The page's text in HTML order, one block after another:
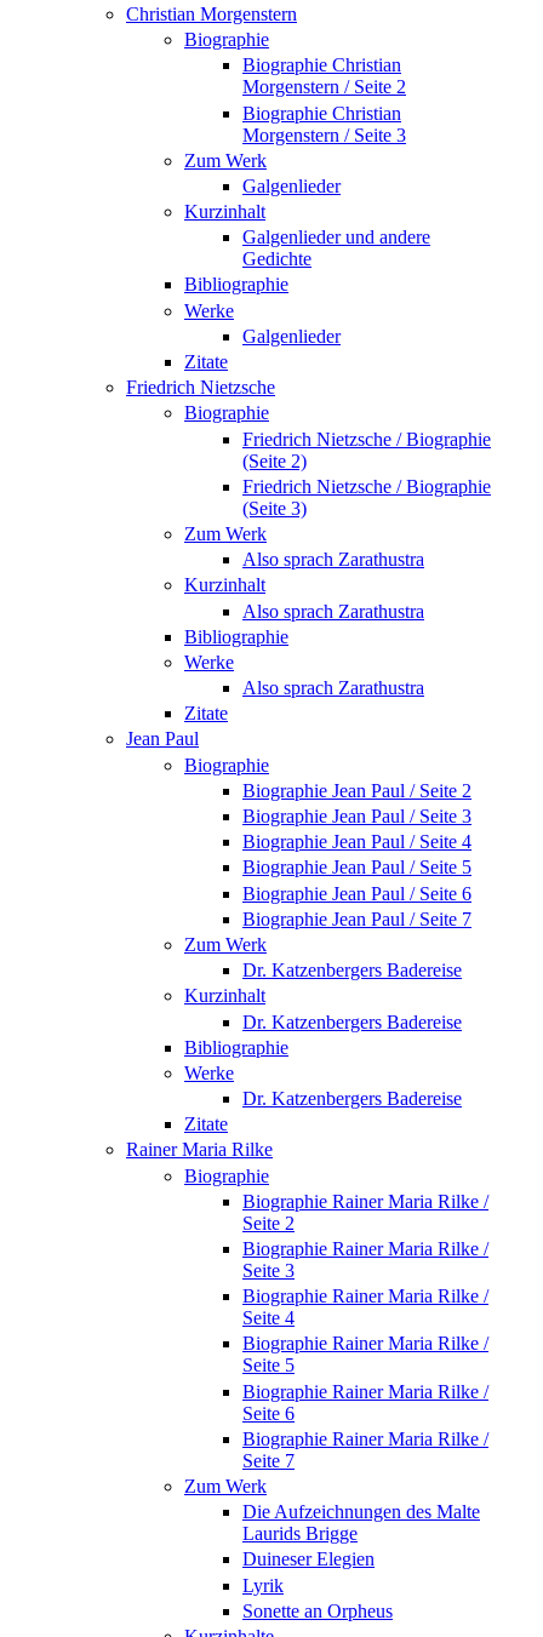
Christian Morgenstern
Biographie
Biographie Christian
Morgenstern / Seite 2
Biographie Christian
Morgenstern / Seite 3
Zum Werk
Galgenlieder
Kurzinhalt
Galgenlieder und andere
Gedichte
Bibliographie
Werke
Galgenlieder
Zitate
Friedrich Nietzsche
Biographie
Friedrich Nietzsche / Biographie
(Seite 2)
Friedrich Nietzsche / Biographie
(Seite 3)
Zum Werk
Also sprach Zarathustra
Kurzinhalt
Also sprach Zarathustra
Bibliographie
Werke
Also sprach Zarathustra
Zitate
Jean Paul
Biographie
Biographie Jean Paul / Seite 2
Biographie Jean Paul / Seite 3
Biographie Jean Paul / Seite 4
Biographie Jean Paul / Seite 5
Biographie Jean Paul / Seite 6
Biographie Jean Paul / Seite 7
Zum Werk
Dr. Katzenbergers Badereise
Kurzinhalt
Dr. Katzenbergers Badereise
Bibliographie
Werke
Dr. Katzenbergers Badereise
Zitate
Rainer Maria Rilke
Biographie
Biographie Rainer Maria Rilke /
Seite 2
Biographie Rainer Maria Rilke /
Seite 3
Biographie Rainer Maria Rilke /
Seite 4
Biographie Rainer Maria Rilke /
Seite 5
Biographie Rainer Maria Rilke /
Seite 6
Biographie Rainer Maria Rilke /
Seite 7
Zum Werk
Die Aufzeichnungen des Malte
Laurids Brigge
Duineser Elegien
Lyrik
Sonette an Orpheus